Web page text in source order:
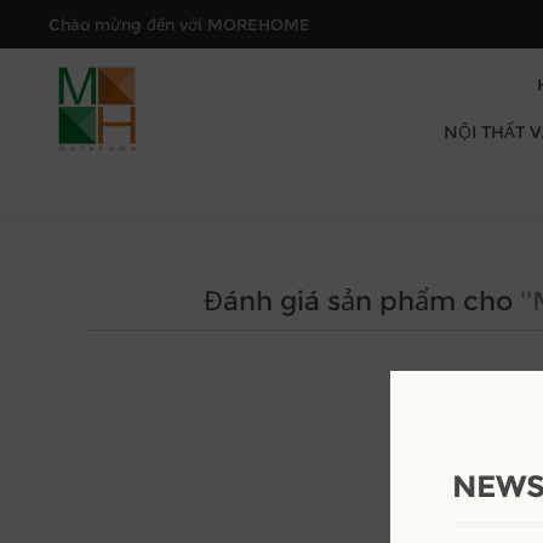
Chào mừng đến với MOREHOME
NỘI THẤT
Đánh giá sản phẩm cho